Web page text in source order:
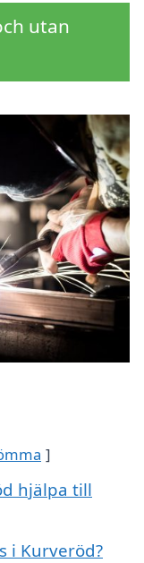
utan
hjälpa till
i Kurveröd?